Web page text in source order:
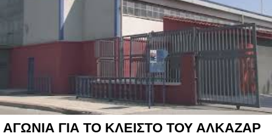
ΑΓΩΝΙΑ ΓΙΑ ΤΟ ΚΛΕΙΣΤΟ ΤΟΥ ΑΛΚΑΖΑΡ